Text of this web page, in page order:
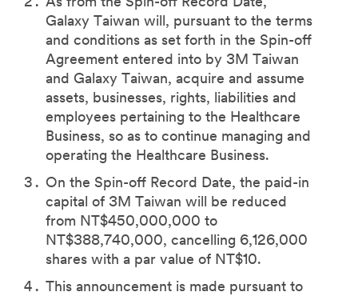
Galaxy Taiwan will, pursuant to the terms
and conditions as set forth in the Spin-off
Agreement entered into by 3M Taiwan
and Galaxy Taiwan, acquire and assume
assets, businesses, rights, liabilities and
employees pertaining to the Healthcare
Business, so as to continue managing and
operating the Healthcare Business.
On the Spin-off Record Date, the paid-in
capital of 3M Taiwan will be reduced
from NT$450,000,000 to
NT$388,740,000, cancelling 6,126,000
shares with a par value of NT$10.
This announcement is made pursuant to